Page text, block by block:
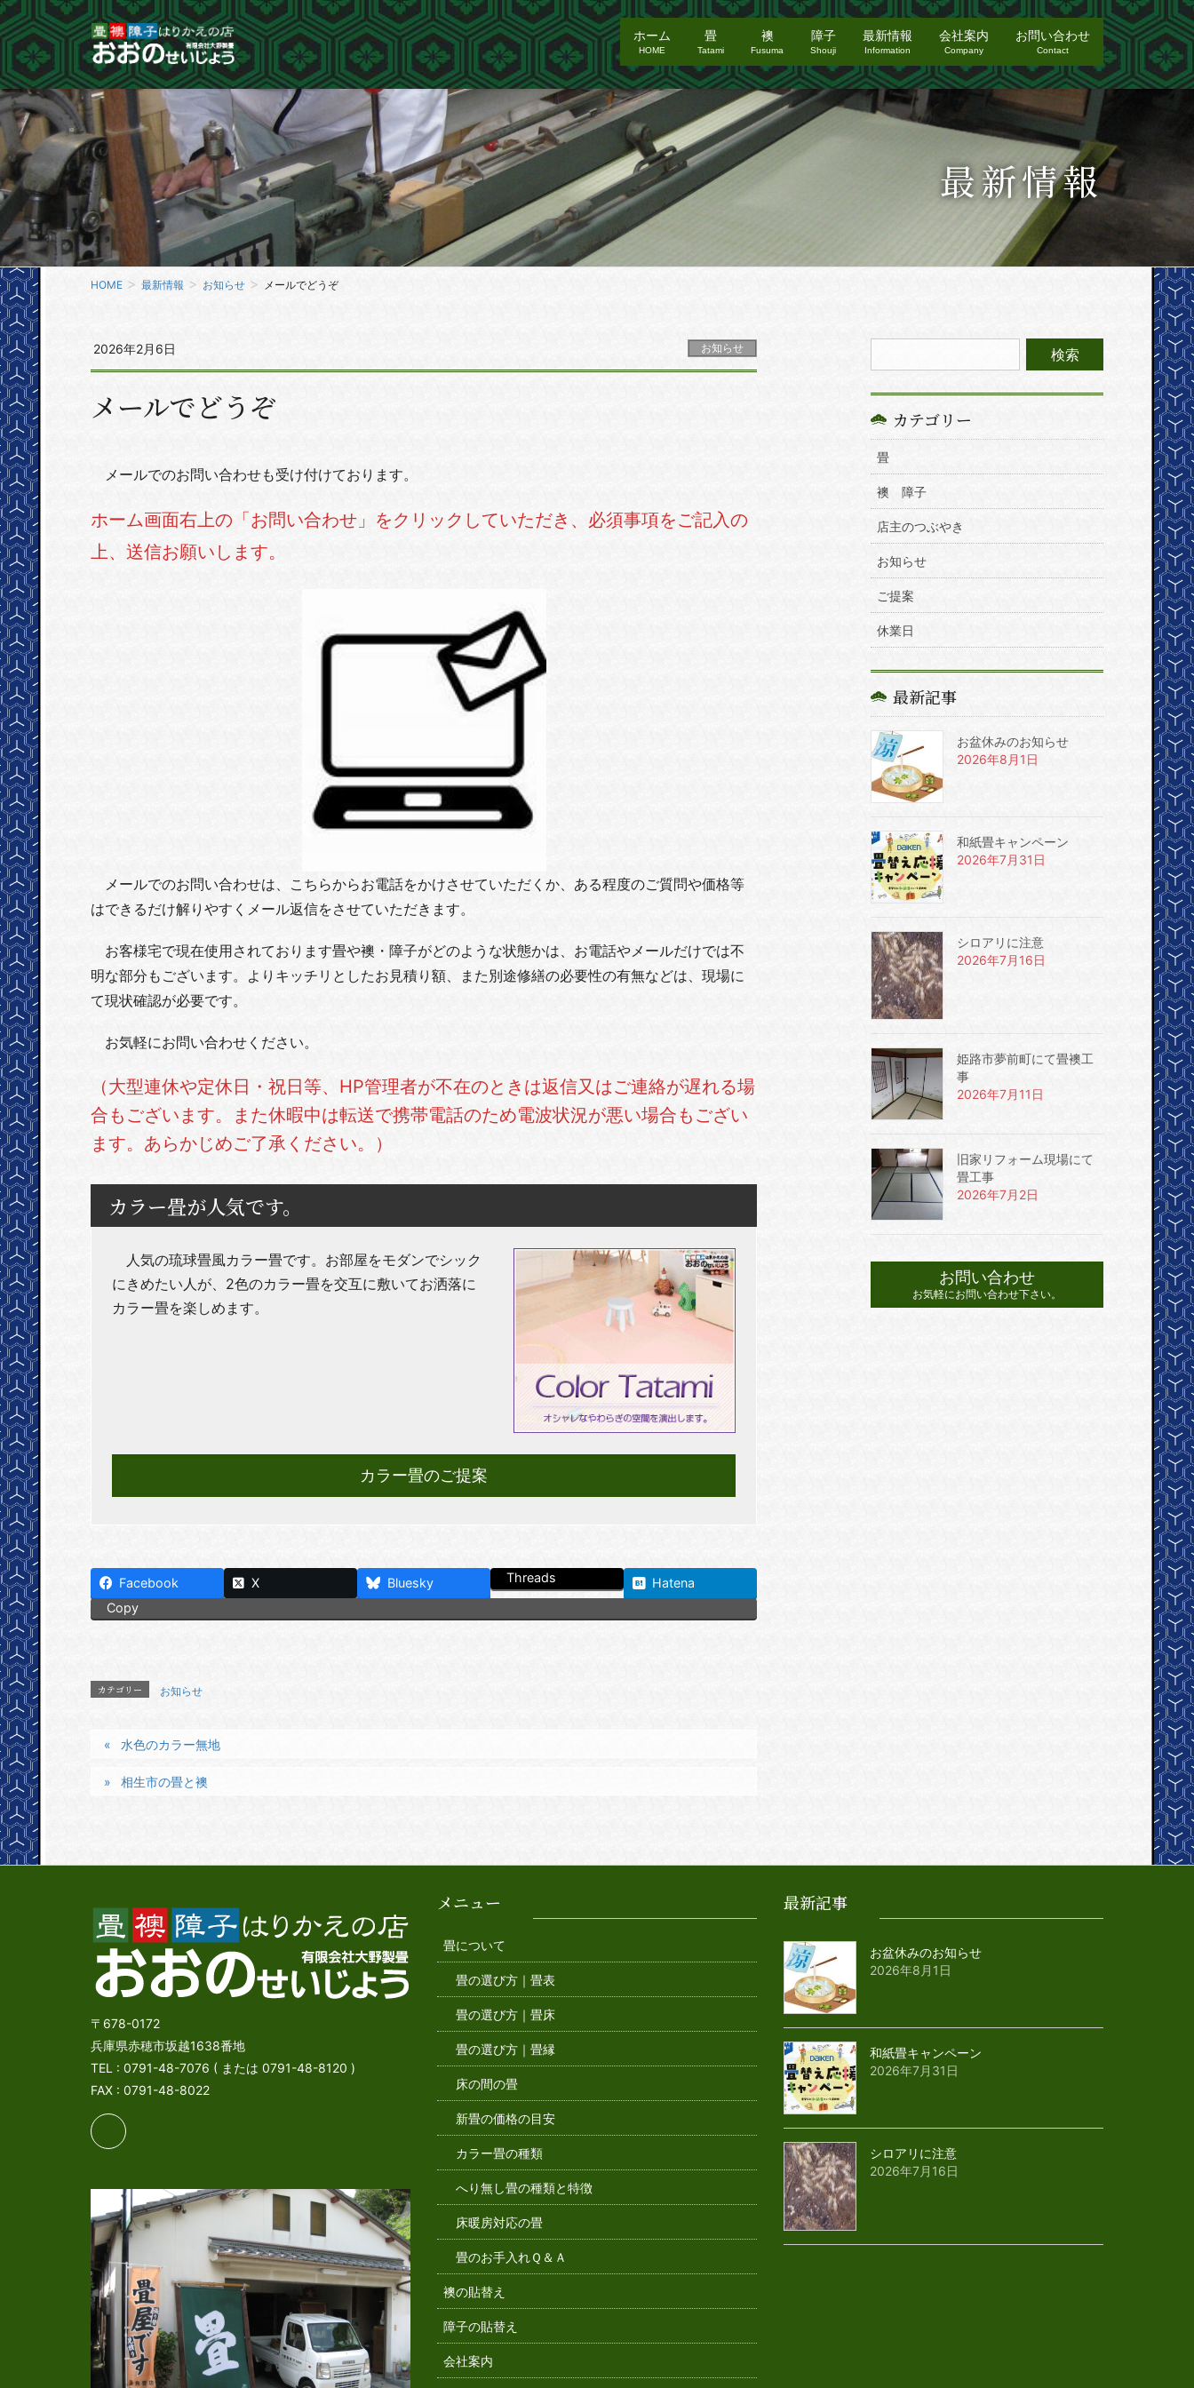
ホーム
HOME
畳
Tatami
襖
Fusuma
障子
Shouji
最新情報
Information
会社案内
Company
お問い合わせ
Contact
最新情報
HOME 最新情報 お知らせ メールでどうぞ
2026年2月6日 お知らせ
メールでどうぞ
メールでのお問い合わせも受け付けております。
ホーム画面右上の「お問い合わせ」をクリックしていただき、必須事項をご記入の
上、送信お願いします。
メールでのお問い合わせは、こちらからお電話をかけさせていただくか、ある程度のご質問や価格等
はできるだけ解りやすくメール返信をさせていただきます。
お客様宅で現在使用されております畳や襖・障子がどのような状態かは、お電話やメールだけでは不
明な部分もございます。よりキッチリとしたお見積り額、また別途修繕の必要性の有無などは、現場に
て現状確認が必要です。
お気軽にお問い合わせください。
（大型連休や定休日・祝日等、HP管理者が不在のときは返信又はご連絡が遅れる場
合もございます。また休暇中は転送で携帯電話のため電波状況が悪い場合もござい
ます。あらかじめご了承ください。）
カラー畳が人気です。
人気の琉球畳風カラー畳です。お部屋をモダンでシック
にきめたい人が、2色のカラー畳を交互に敷いてお洒落に
カラー畳を楽しめます。
カラー畳のご提案
Facebook X Bluesky Threads
Hatena
Copy
カテゴリー お知らせ
水色のカラー無地
相生市の畳と襖
カテゴリー
畳
襖 障子
店主のつぶやき
お知らせ
ご提案
休業日
最新記事
お盆休みのお知らせ
2026年8月1日
和紙畳キャンペーン
2026年7月31日
シロアリに注意
2026年7月16日
姫路市夢前町にて畳襖工
事
2026年7月11日
旧家リフォーム現場にて
畳工事
2026年7月2日
お問い合わせ
お気軽にお問い合わせ下さい。
〒678-0172
兵庫県赤穂市坂越1638番地
TEL : 0791-48-7076 ( または 0791-48-8120 )
FAX : 0791-48-8022
メニュー
畳について
畳の選び方｜畳表
畳の選び方｜畳床
畳の選び方｜畳縁
床の間の畳
新畳の価格の目安
カラー畳の種類
へり無し畳の種類と特徴
床暖房対応の畳
畳のお手入れＱ＆Ａ
襖の貼替え
障子の貼替え
会社案内
最新記事
お盆休みのお知らせ
2026年8月1日
和紙畳キャンペーン
2026年7月31日
シロアリに注意
2026年7月16日